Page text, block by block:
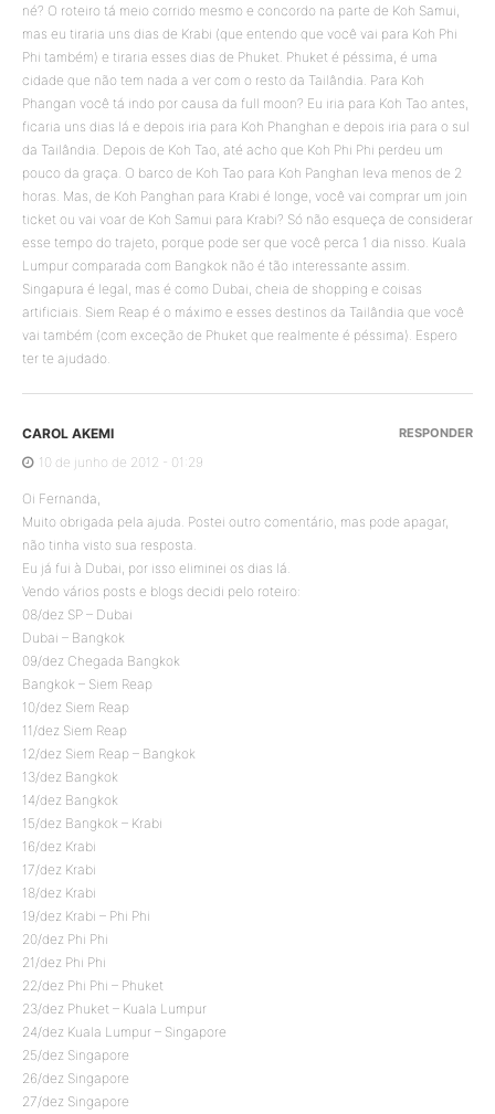
né? O roteiro tá meio corrido mesmo e concordo na parte de Koh Samui,
mas eu tiraria uns dias de Krabi (que entendo que você vai para Koh Phi
Phi também) e tiraria esses dias de Phuket. Phuket é péssima, é uma
cidade que não tem nada a ver com o resto da Tailândia. Para Koh
Phangan você tá indo por causa da full moon? Eu iria para Koh Tao antes,
ficaria uns dias lá e depois iria para Koh Phanghan e depois iria para o sul
da Tailândia. Depois de Koh Tao, até acho que Koh Phi Phi perdeu um
pouco da graça. O barco de Koh Tao para Koh Panghan leva menos de 2
horas. Mas, de Koh Panghan para Krabi é longe, você vai comprar um join
ticket ou vai voar de Koh Samui para Krabi? Só não esqueça de considerar
esse tempo do trajeto, porque pode ser que você perca 1 dia nisso. Kuala
Lumpur comparada com Bangkok não é tão interessante assim.
Singapura é legal, mas é como Dubai, cheia de shopping e coisas
artificiais. Siem Reap é o máximo e esses destinos da Tailândia que você
vai também (com exceção de Phuket que realmente é péssima). Espero
ter te ajudado.
CAROL AKEMI
10 de junho de 2012 - 01:29
Oi Fernanda,
Muito obrigada pela ajuda. Postei outro comentário, mas pode apagar,
não tinha visto sua resposta.
Eu já fui à Dubai, por isso eliminei os dias lá.
Vendo vários posts e blogs decidi pelo roteiro:
08/dez SP – Dubai
Dubai – Bangkok
09/dez Chegada Bangkok
Bangkok – Siem Reap
10/dez Siem Reap
11/dez Siem Reap
12/dez Siem Reap – Bangkok
13/dez Bangkok
14/dez Bangkok
15/dez Bangkok – Krabi
16/dez Krabi
17/dez Krabi
18/dez Krabi
19/dez Krabi – Phi Phi
20/dez Phi Phi
21/dez Phi Phi
22/dez Phi Phi – Phuket
23/dez Phuket – Kuala Lumpur
24/dez Kuala Lumpur – Singapore
25/dez Singapore
26/dez Singapore
27/dez Singapore
RESPONDER